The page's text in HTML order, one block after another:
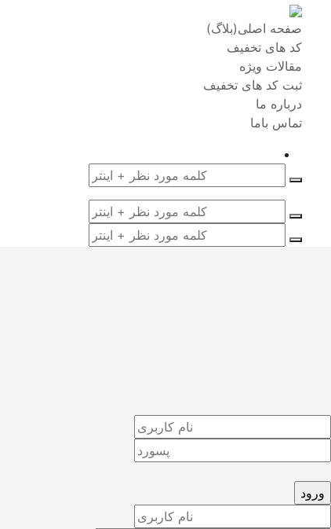
صفحه اصلی(بلاگ)
کد های تخفیف
مقالات ویژه
ثبت کد های تخفیف
درباره ما
تماس باما